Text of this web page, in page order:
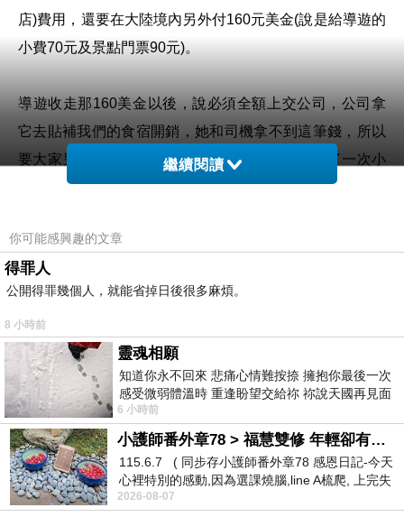
店)費用，還要在大陸境內另外付160元美金(說是給導遊的
小費70元及景點門票90元)。
導遊收走那160美金以後，說必須全額上交公司，公司拿
它去貼補我們的食宿開銷，她和司機拿不到這筆錢，所以
要大家另外再給她及司機小費；因此我們又多付了一次小
團裡大多是由澳洲來的，他們付給旅行社的錢比我們少
250元(澳元和加幣的
較短，機票價格比較低是合理的。但加上他們不必交那
160元美金，總計的價差超過一萬台幣。
而對我們這些由加拿大去的人來說，既然需要另給小費，
那麼原先說好的160元美金等於就是團費的一部份。這筆
錢加上原來繳交的費用，金額已經超過航空公司有時推出
的回台特惠機票了。
繼續閱讀
你可能感興趣的文章
得罪人
公開得罪幾個人，就能省掉日後很多麻煩。
8 小時前
靈魂相願
知道你永不回來 悲痛心情難按捺 擁抱你最後一次
感受微弱體溫時 重逢盼望交給祢 祢說天國再見面
此刻忍淚說別離 他日靈魂再
6 小時前
小護師番外章78 > 福慧雙修 年輕卻有個老靈魂 ㄑ金剛經〉podcast
115.6.7 ( 同步存小護師番外章78 感恩日記-今天
心裡特別的感動,因為選課燒腦,line A梳爬, 上完失
智課的她,特來傾
2026-08-07